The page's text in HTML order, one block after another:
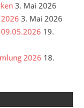
3. Mai 2026
3. Mai 2026
19.
2026 18.